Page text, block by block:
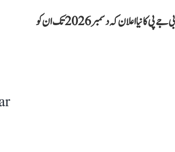
دیویندر یادو کے مطابق دہلی کے تینوں لینڈفل سائٹس کے نمٹارے سے متعلق بی جے پی کا نیا اعلان کہ دسمبر 2026 تک ان کو